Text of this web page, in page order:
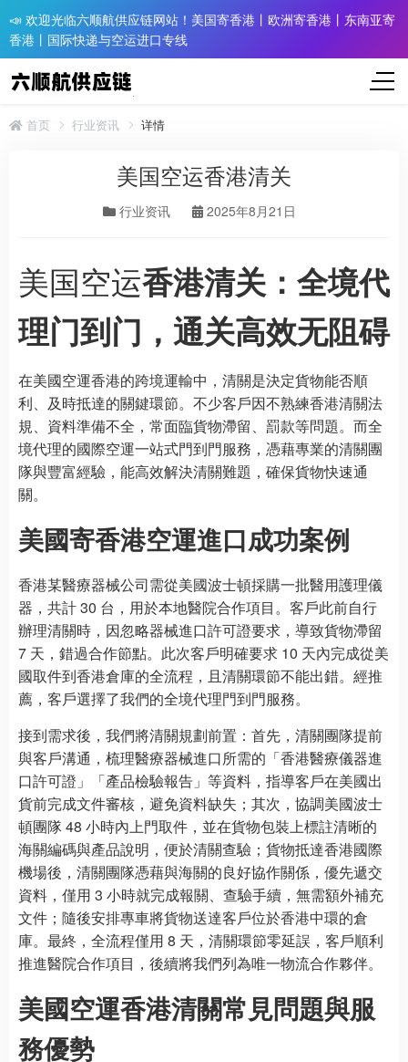
📣 欢迎光临六顺航供应链网站！美国寄香港丨欧洲寄香港丨东南亚寄
香港丨国际快递与空运进口专线
首页 行业资讯 详情
美国空运香港清关
行业资讯 2025年8月21日
美国空运香港清关：全境代
理门到门，通关高效无阻碍
在美國空運香港的跨境運輸中，清關是決定貨物能否順
利、及時抵達的關鍵環節。不少客戶因不熟練香港清關法
規、資料準備不全，常面臨貨物滯留、罰款等問題。而全
境代理的國際空運一站式門到門服務，憑藉專業的清關團
隊與豐富經驗，能高效解決清關難題，確保貨物快速通
關。
美國寄香港空運進口成功案例
香港某醫療器械公司需從美國波士頓採購一批醫用護理儀
器，共計 30 台，用於本地醫院合作項目。客戶此前自行
辦理清關時，因忽略器械進口許可證要求，導致貨物滯留
7 天，錯過合作節點。此次客戶明確要求 10 天內完成從美
國取件到香港倉庫的全流程，且清關環節不能出錯。經推
薦，客戶選擇了我們的全境代理門到門服務。
接到需求後，我們將清關規劃前置：首先，清關團隊提前
與客戶溝通，梳理醫療器械進口所需的「香港醫療儀器進
口許可證」「產品檢驗報告」等資料，指導客戶在美國出
貨前完成文件審核，避免資料缺失；其次，協調美國波士
頓團隊 48 小時內上門取件，並在貨物包裝上標註清晰的
海關編碼與產品說明，便於清關查驗；貨物抵達香港國際
機場後，清關團隊憑藉與海關的良好協作關係，優先遞交
資料，僅用 3 小時就完成報關、查驗手續，無需額外補充
文件；隨後安排專車將貨物送達客戶位於香港中環的倉
庫。最終，全流程僅用 8 天，清關環節零延誤，客戶順利
推進醫院合作項目，後續將我們列為唯一物流合作夥伴。
美國空運香港清關常見問題與服
務優勢